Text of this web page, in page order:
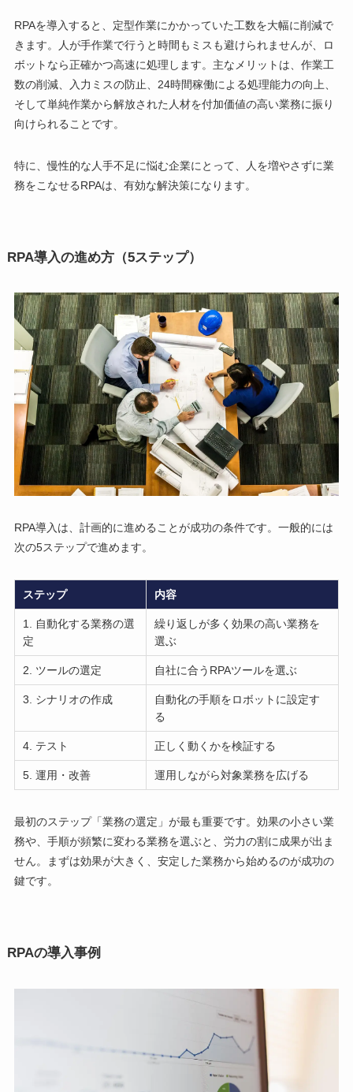
RPAを導入すると、定型作業にかかっていた工数を大幅に削減で
きます。人が手作業で行うと時間もミスも避けられませんが、ロ
ボットなら正確かつ高速に処理します。主なメリットは、作業工
数の削減、入力ミスの防止、24時間稼働による処理能力の向上、
そして単純作業から解放された人材を付加価値の高い業務に振り
向けられることです。
特に、慢性的な人手不足に悩む企業にとって、人を増やさずに業
務をこなせるRPAは、有効な解決策になります。
RPA導入の進め方（5ステップ）
RPA導入は、計画的に進めることが成功の条件です。一般的には
次の5ステップで進めます。
ステップ 内容
1. 自動化する業務の選
定
繰り返しが多く効果の高い業務を
選ぶ
2. ツールの選定 自社に合うRPAツールを選ぶ
3. シナリオの作成
自動化の手順をロボットに設定す
る
4. テスト 正しく動くかを検証する
5. 運用・改善 運用しながら対象業務を広げる
最初のステップ「業務の選定」が最も重要です。効果の小さい業
務や、手順が頻繁に変わる業務を選ぶと、労力の割に成果が出ま
せん。まずは効果が大きく、安定した業務から始めるのが成功の
鍵です。
RPAの導入事例